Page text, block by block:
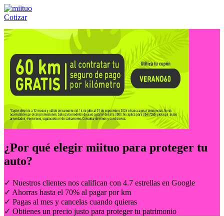
Cotizar
Llámanos al:(55) 84-21-05-00 ó
¿Por qué elegir miituo para proteger tu
auto?
✓ Nuestros clientes nos califican con 4.7 estrellas en Google
✓ Ahorras hasta el 70% al pagar por km
✓ Pagas al mes y cancelas cuando quieras
✓ Obtienes un precio justo para proteger tu patrimonio